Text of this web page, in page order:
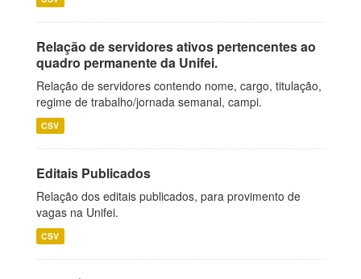
Relação de servidores ativos pertencentes ao
quadro permanente da Unifei.
Relação de servidores contendo nome, cargo, titulação,
regime de trabalho/jornada semanal, campi.
CSV
Editais Publicados
Relação dos editais publicados, para provimento de
vagas na Unifei.
CSV